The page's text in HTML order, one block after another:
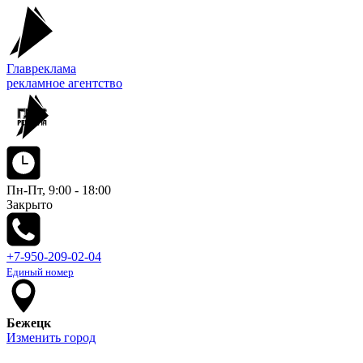
Главреклама
рекламное агентство
Пн-Пт, 9:00 - 18:00
Закрыто
+7-950-209-02-04
Единый номер
Бежецк
Изменить город